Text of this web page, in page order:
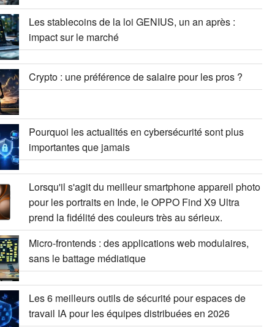
Les stablecoins de la loi GENIUS, un an après :
impact sur le marché
Crypto : une préférence de salaire pour les pros ?
Pourquoi les actualités en cybersécurité sont plus
importantes que jamais
Lorsqu'il s'agit du meilleur smartphone appareil photo
pour les portraits en Inde, le OPPO Find X9 Ultra
prend la fidélité des couleurs très au sérieux.
Micro-frontends : des applications web modulaires,
sans le battage médiatique
Les 6 meilleurs outils de sécurité pour espaces de
travail IA pour les équipes distribuées en 2026